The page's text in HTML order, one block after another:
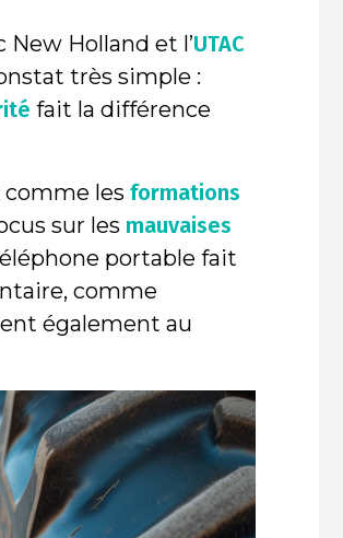
Holland et l’UTAC
très simple :
fait la différence
comme les formations
sur les mauvaises
portable fait
comme
également au